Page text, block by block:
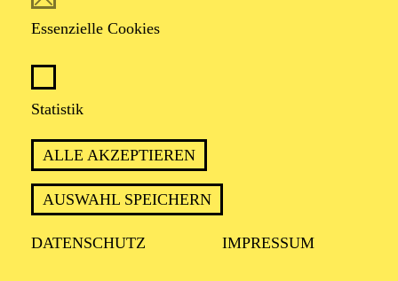
Essenzielle Cookies
Statistik
ALLE AKZEPTIEREN
AUSWAHL SPEICHERN
DATENSCHUTZ IMPRESSUM
KOMMEN SIE AN BORD FÜR EINE
UND LIEBE
21. November 2026